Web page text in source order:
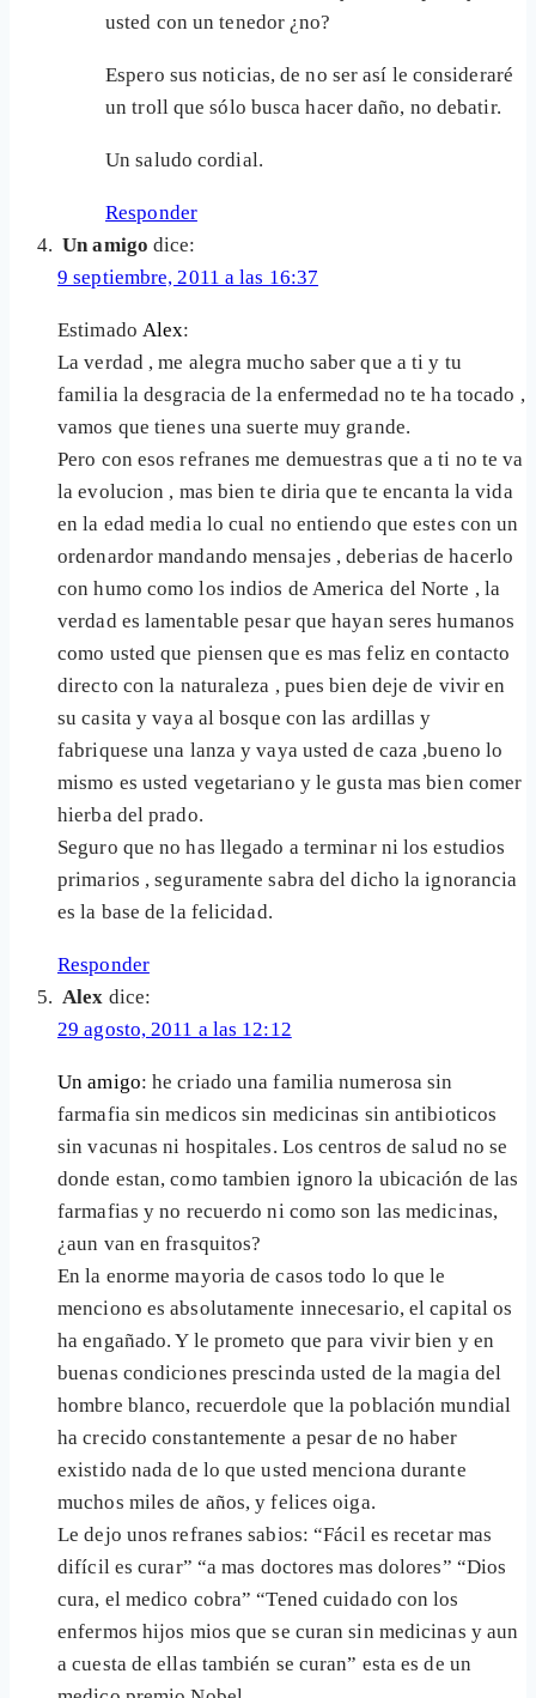
usted con un tenedor ¿no?
Espero sus noticias, de no ser así le consideraré
un troll que sólo busca hacer daño, no debatir.
Un saludo cordial.
Responder
Un amigo dice:
9 septiembre, 2011 a las 16:37
Estimado Alex:
La verdad , me alegra mucho saber que a ti y tu
familia la desgracia de la enfermedad no te ha tocado ,
vamos que tienes una suerte muy grande.
Pero con esos refranes me demuestras que a ti no te va
la evolucion , mas bien te diria que te encanta la vida
en la edad media lo cual no entiendo que estes con un
ordenardor mandando mensajes , deberias de hacerlo
con humo como los indios de America del Norte , la
verdad es lamentable pesar que hayan seres humanos
como usted que piensen que es mas feliz en contacto
directo con la naturaleza , pues bien deje de vivir en
su casita y vaya al bosque con las ardillas y
fabriquese una lanza y vaya usted de caza ,bueno lo
mismo es usted vegetariano y le gusta mas bien comer
hierba del prado.
Seguro que no has llegado a terminar ni los estudios
primarios , seguramente sabra del dicho la ignorancia
es la base de la felicidad.
Responder
Alex dice:
29 agosto, 2011 a las 12:12
Un amigo: he criado una familia numerosa sin
farmafia sin medicos sin medicinas sin antibioticos
sin vacunas ni hospitales. Los centros de salud no se
donde estan, como tambien ignoro la ubicación de las
farmafias y no recuerdo ni como son las medicinas,
¿aun van en frasquitos?
En la enorme mayoria de casos todo lo que le
menciono es absolutamente innecesario, el capital os
ha engañado. Y le prometo que para vivir bien y en
buenas condiciones prescinda usted de la magia del
hombre blanco, recuerdole que la población mundial
ha crecido constantemente a pesar de no haber
existido nada de lo que usted menciona durante
muchos miles de años, y felices oiga.
Le dejo unos refranes sabios: “Fácil es recetar mas
difícil es curar” “a mas doctores mas dolores” “Dios
cura, el medico cobra” “Tened cuidado con los
enfermos hijos mios que se curan sin medicinas y aun
a cuesta de ellas también se curan” esta es de un